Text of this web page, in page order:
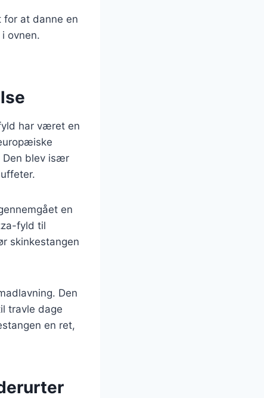
for at danne en
ovnen.
har været en
Den blev især
en
fyld til
skinkestangen
Den
travle dage
en ret,